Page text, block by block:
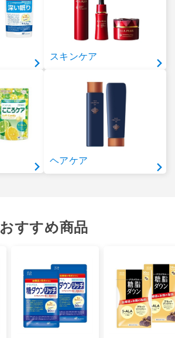
スキンケア
ヘアケア
おすすめ商品